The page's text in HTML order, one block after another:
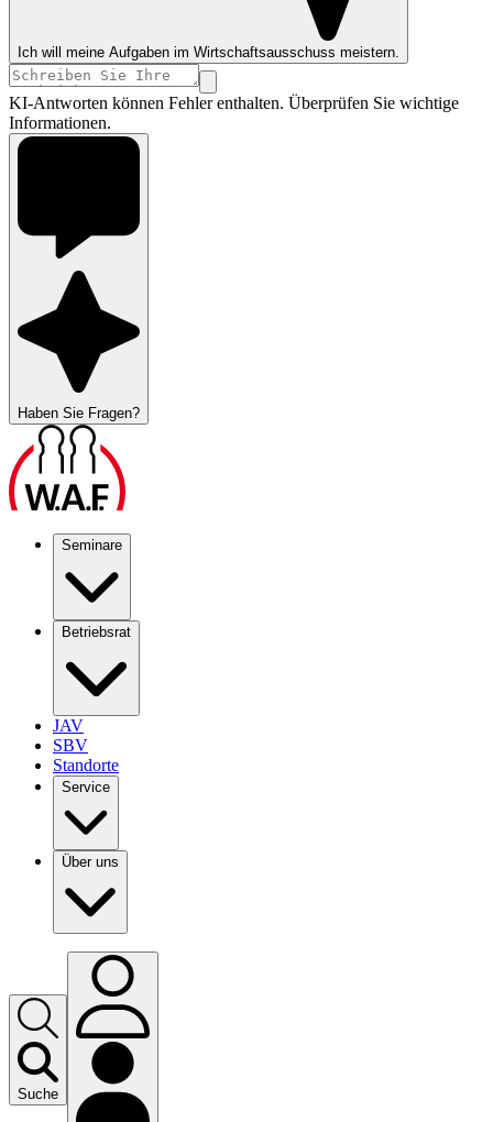
Ich will meine Aufgaben im Wirtschaftsausschuss meistern.
KI-Antworten können Fehler enthalten. Überprüfen Sie wichtige
Informationen.
Haben Sie Fragen?
Seminare
Betriebsrat
JAV
SBV
Standorte
Service
Über uns
Suche